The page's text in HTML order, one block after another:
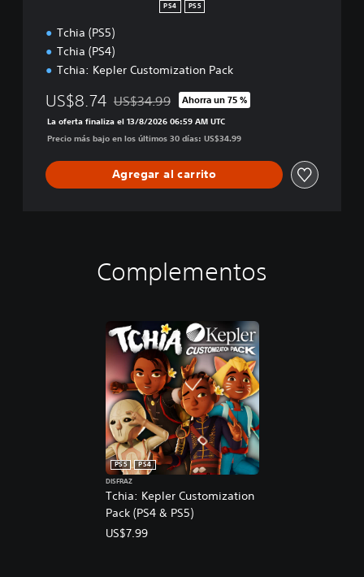
PS4 PS5
Tchia (PS5)
Tchia (PS4)
Tchia: Kepler Customization Pack
US$8.74 Rebajado del precio original de US$34.99
US$34.99 Ahorra un 75 %
La oferta finaliza el 13/8/2026 06:59 AM UTC
Precio más bajo en los últimos 30 días: US$34.99
Agregar al carrito
Complementos
Tchia: Kepler Customization
Pack (PS4 & PS5)
PS5
PS4
DISFRAZ
US$7.99